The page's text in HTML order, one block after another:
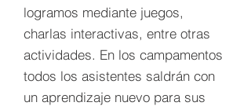
logramos mediante juegos,
charlas interactivas, entre otras
actividades. En los campamentos
todos los asistentes saldrán con
un aprendizaje nuevo para sus